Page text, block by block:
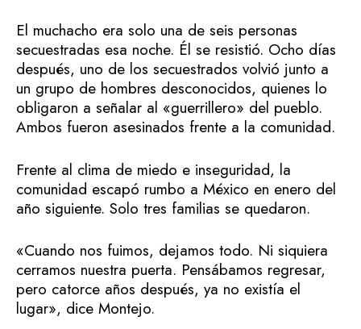
El muchacho era solo una de seis personas
secuestradas esa noche. Él se resistió. Ocho días
después, uno de los secuestrados volvió junto a
un grupo de hombres desconocidos, quienes lo
obligaron a señalar al «guerrillero» del pueblo.
Ambos fueron asesinados frente a la comunidad.
Frente al clima de miedo e inseguridad, la
comunidad escapó rumbo a México en enero del
año siguiente. Solo tres familias se quedaron.
«Cuando nos fuimos, dejamos todo. Ni siquiera
cerramos nuestra puerta. Pensábamos regresar,
pero catorce años después, ya no existía el
lugar», dice Montejo.